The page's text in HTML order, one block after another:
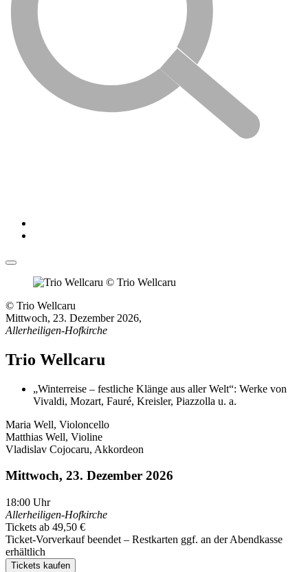
© Trio Wellcaru
Mittwoch, 23. Dezember 2026,
Allerheiligen-Hofkirche
Trio Wellcaru
„Winterreise – festliche Klänge aus aller Welt“: Werke von
Vivaldi, Mozart, Fauré, Kreisler, Piazzolla u. a.
Maria Well, Violoncello
Matthias Well, Violine
Vladislav Cojocaru, Akkordeon
Mittwoch, 23. Dezember 2026
18:00 Uhr
Allerheiligen-Hofkirche
Tickets ab 49,50 €
Ticket-Vorverkauf beendet – Restkarten ggf. an der Abendkasse
erhältlich
Tickets kaufen